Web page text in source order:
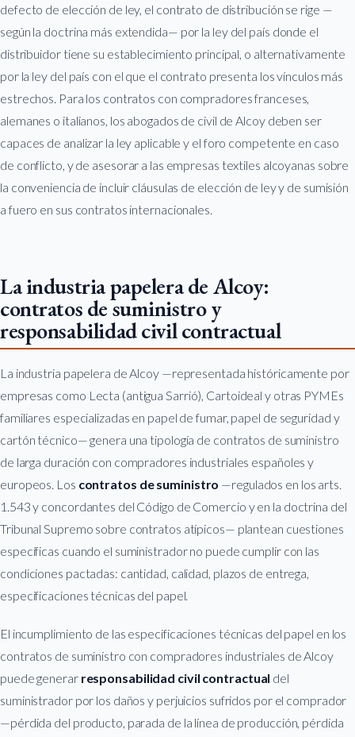
defecto de elección de ley, el contrato de distribución se rige —
según la doctrina más extendida— por la ley del país donde el
distribuidor tiene su establecimiento principal, o alternativamente
por la ley del país con el que el contrato presenta los vínculos más
estrechos. Para los contratos con compradores franceses,
alemanes o italianos, los abogados de civil de Alcoy deben ser
capaces de analizar la ley aplicable y el foro competente en caso
de conflicto, y de asesorar a las empresas textiles alcoyanas sobre
la conveniencia de incluir cláusulas de elección de ley y de sumisión
a fuero en sus contratos internacionales.
La industria papelera de Alcoy:
contratos de suministro y
responsabilidad civil contractual
La industria papelera de Alcoy —representada históricamente por
empresas como Lecta (antigua Sarrió), Cartoideal y otras PYMEs
familiares especializadas en papel de fumar, papel de seguridad y
cartón técnico— genera una tipología de contratos de suministro
de larga duración con compradores industriales españoles y
europeos. Los contratos de suministro —regulados en los arts.
1.543 y concordantes del Código de Comercio y en la doctrina del
Tribunal Supremo sobre contratos atípicos— plantean cuestiones
específicas cuando el suministrador no puede cumplir con las
condiciones pactadas: cantidad, calidad, plazos de entrega,
especificaciones técnicas del papel.
El incumplimiento de las especificaciones técnicas del papel en los
contratos de suministro con compradores industriales de Alcoy
puede generar responsabilidad civil contractual del
suministrador por los daños y perjuicios sufridos por el comprador
—pérdida del producto, parada de la línea de producción, pérdida